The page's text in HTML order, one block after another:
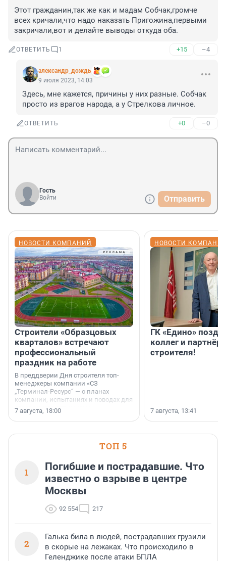
Этот гражданин,так же как и мадам Собчак,громче
всех кричали,что надо наказать Пригожина,первыми
закричали,вот и делайте выводы откуда оба.
ОТВЕТИТЬ 1 +15 –4
александр_дождь
9 июля 2023, 14:03
Здесь, мне кажется, причины у них разные. Собчак
просто из врагов народа, а у Стрелкова личное.
ОТВЕТИТЬ +0 –0
Гость
Войти
Отправить
НОВОСТИ КОМПАНИЙ
Строители «Образцовых
кварталов» встречают
профессиональный
праздник на работе
В преддверии Дня строителя топ-
менеджеры компании «СЗ
„Терминал-Ресурс“ — о планах
компании, испытаниях и поводах для
осторожного оптимизма.
7 августа, 18:00
НОВОСТИ
ГК «Едино»
коллег и
строителя!
7 августа, 13:41
ТОП 5
1
Погибшие и пострадавшие. Что
известно о взрыве в центре
Москвы
92 554 217
2
Галька била в людей, пострадавших грузили
в скорые на лежаках. Что происходило в
Геленджике после атаки БПЛА